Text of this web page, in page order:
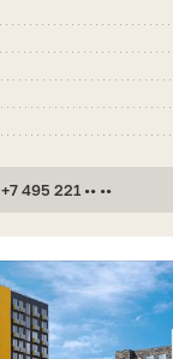
+7 495 221 •• ••